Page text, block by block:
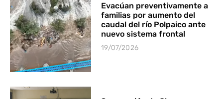
Evacúan preventivamente a
familias por aumento del
caudal del río Polpaico ante
nuevo sistema frontal
19/07/2026